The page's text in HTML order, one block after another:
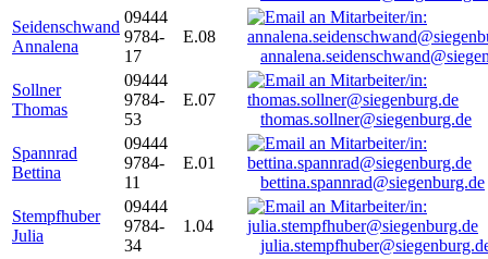
Seidenschwand
Annalena
09444
9784-
17
E.08
Sollner
Thomas
09444
9784-
53
E.07
thomas.sollner@siegenburg.de
Spannrad
Bettina
09444
9784-
11
E.01
bettina.spannrad@siegenburg.de
Stempfhuber
Julia
09444
9784-
34
1.04